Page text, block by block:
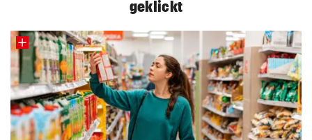
geklickt